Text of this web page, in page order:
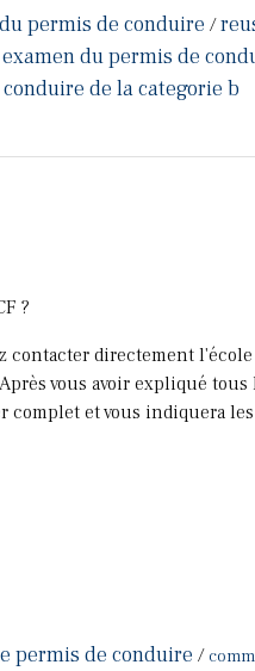
permis de conduire /
du permis de
de la categorie b
?
contacter directement
vous avoir expliqué
complet et vous indiquera
permis de conduire /